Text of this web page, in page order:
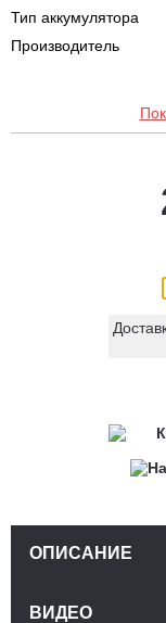
Тип аккумулятора
Производитель
ОПИСАНИЕ
ВИДЕО